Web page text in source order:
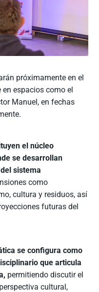
próximamente en el
espacios como el
Manuel, en fechas
el núcleo
se desarrollan
sistema
como
cultura y residuos, así
futuras del
se configura como
que articula
permitiendo discutir el
cultural,